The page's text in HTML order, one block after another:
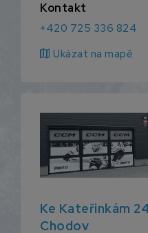
Kontakt
+420 725 336 824
map Ukázat na mapě
Ke Kateřinkám
Chodov